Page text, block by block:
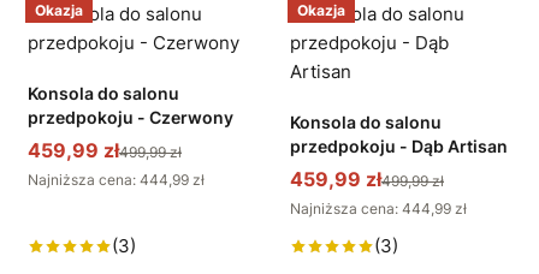
Okazja
Konsola do salonu
przedpokoju - Czerwony
459,99 zł499,99 zł
Najniższa cena: 444,99 zł
(3)
Okazja
Konsola do salonu
przedpokoju - Dąb Artisan
459,99 zł499,99 zł
Najniższa cena: 444,99 zł
(3)